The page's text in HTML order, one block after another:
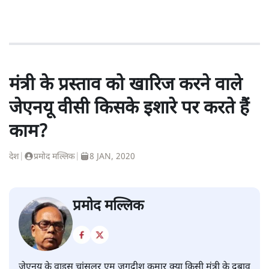
मंत्री के प्रस्ताव को खारिज करने वाले
जेएनयू वीसी किसके इशारे पर करते हैं
काम?
देश प्रमोद मल्लिक 8 JAN, 2020
प्रमोद मल्लिक